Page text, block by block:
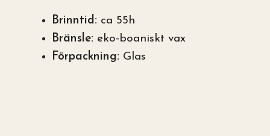
Brinntid: ca 55h
Bränsle: eko-boaniskt vax
Förpackning: Glas